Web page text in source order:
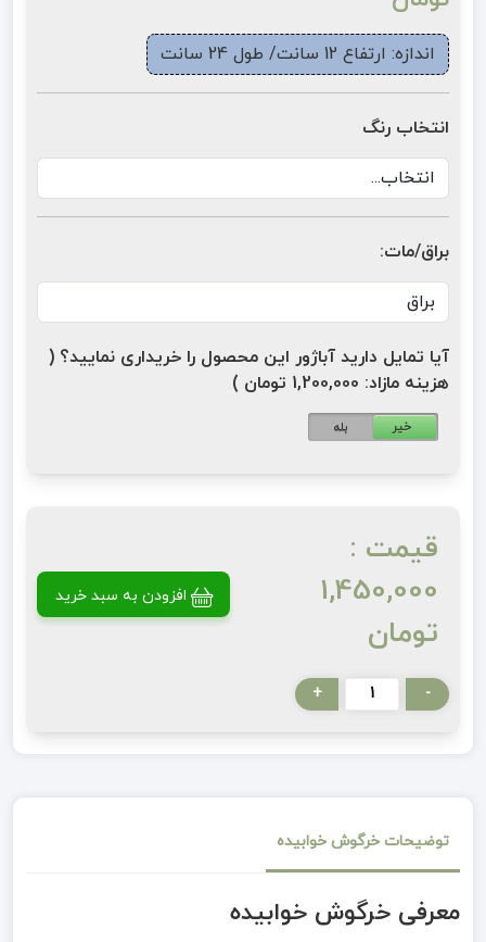
اندازه: ارتفاع 12 سانت/ طول 24 سانت
انتخاب رنگ
براق/مات:
آیا تمایل دارید آباژور این محصول را خریداری نمایید؟ (
هزینه مازاد: 1,200,000 تومان )
بله خیر
قیمت :
1,450,000
تومان
افزودن به سبد خرید
-
+
توضیحات خرگوش خوابیده
معرفی خرگوش خوابیده